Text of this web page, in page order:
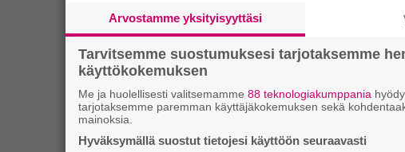
Arvostamme yksityisyyttäsi
Tarvitsemme suostumuksesi tarjotaksemme
käyttökokemuksen
Me ja huolellisesti valitsemamme 88 teknologiakumppania
tarjotaksemme paremman käyttäjäkokemuksen sekä
mainoksia.
Hyväksymällä suostut tietojesi käyttöön seuraavasti